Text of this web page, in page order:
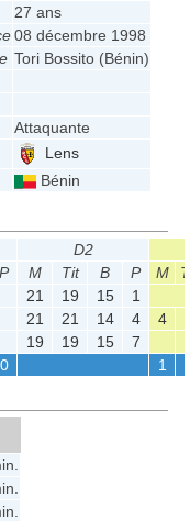
27 ans
08 décembre 1998
Tori Bossito (Bénin)
Attaquante
Lens
Bénin
D2
P M Tit B P M
21 19 15
1
21 21 14 4 4
19 19 15
7
0 1